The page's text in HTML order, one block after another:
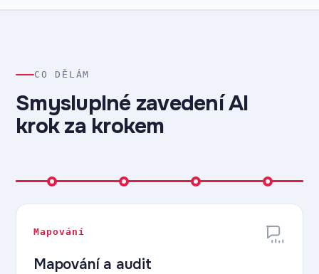
CO DĚLÁM
Smysluplné zavedení AI
krok za krokem
Mapování
Mapování a audit